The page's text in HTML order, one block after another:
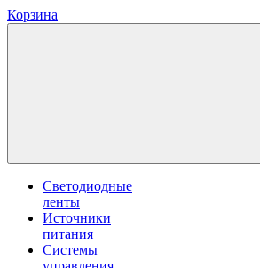
Корзина
Светодиодные
ленты
Источники
питания
Системы